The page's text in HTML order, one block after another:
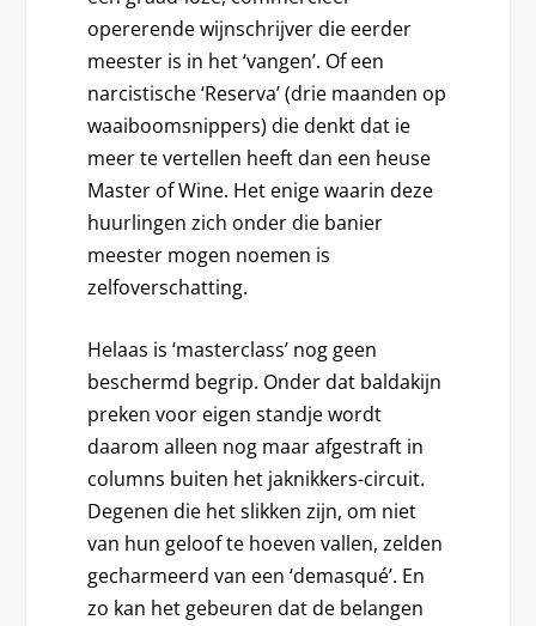
opererende wijnschrijver die eerder
meester is in het ‘vangen’. Of een
narcistische ‘Reserva’ (drie maanden op
waaiboomsnippers) die denkt dat ie
meer te vertellen heeft dan een heuse
Master of Wine. Het enige waarin deze
huurlingen zich onder die banier
meester mogen noemen is
zelfoverschatting.
Helaas is ‘masterclass’ nog geen
beschermd begrip. Onder dat baldakijn
preken voor eigen standje wordt
daarom alleen nog maar afgestraft in
columns buiten het jaknikkers-circuit.
Degenen die het slikken zijn, om niet
van hun geloof te hoeven vallen, zelden
gecharmeerd van een ‘demasqué’. En
zo kan het gebeuren dat de belangen